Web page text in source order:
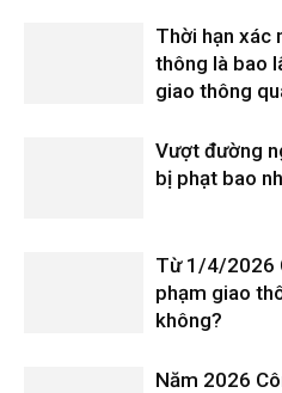
Thời hạn xác
thông là bao
giao thông
Vượt đường
bị phạt bao
Từ 1/4/2026
phạm giao
không?
Năm 2026